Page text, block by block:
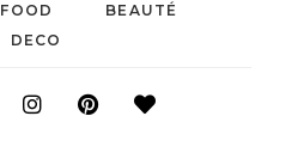
FOOD
BEAUTÉ
DECO